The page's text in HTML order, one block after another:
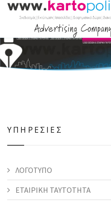
ΥΠΗΡΕΣΙΕΣ
ΛΟΓΟΤΥΠΟ
ΕΤΑΙΡΙΚΗ ΤΑΥΤΟΤΗΤΑ